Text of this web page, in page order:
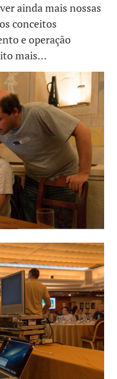
ainda mais nossas
conceitos
e operação
mais…